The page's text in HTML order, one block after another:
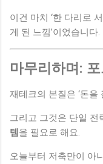
이건 마치 ‘한 다리로
게 된 느낌’이었습니다.
마무리하며:
재테크의 본질은 ‘돈을
그리고 그것은 단일 전
템 을 필요로 해요.
오늘부터 저축만이 아